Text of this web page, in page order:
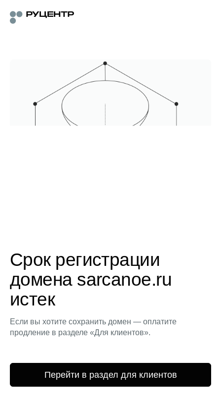
Срок регистрации
домена sarcanoe.ru
истек
Если вы хотите сохранить домен — оплатите
продление в разделе «Для клиентов».
Перейти в раздел для клиентов